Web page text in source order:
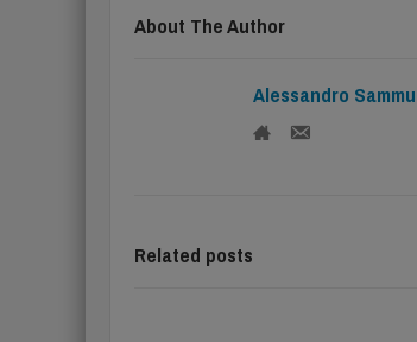
About The Author
Alessandro
Related posts